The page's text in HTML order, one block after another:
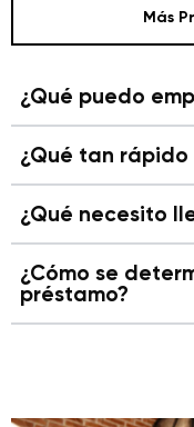
Más
¿Qué puedo
¿Qué tan
¿Qué necesito
¿Cómo se
préstamo?